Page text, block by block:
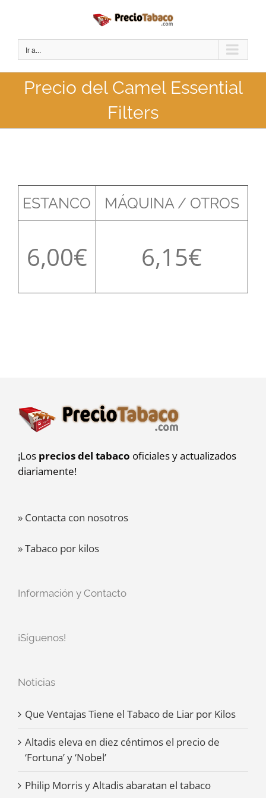
contenido
Ir a...
Precio del Camel Essential
Filters
ESTANCO MÁQUINA / OTROS
6,00 6,15
¡Los precios del tabaco oficiales y actualizados
diariamente!
» Contacta con nosotros
» Tabaco por kilos
Información y Contacto
¡Síguenos!
Noticias
Que Ventajas Tiene el Tabaco de Liar por Kilos
Altadis eleva en diez céntimos el precio de
‘Fortuna’ y ‘Nobel’
Philip Morris y Altadis abaratan el tabaco